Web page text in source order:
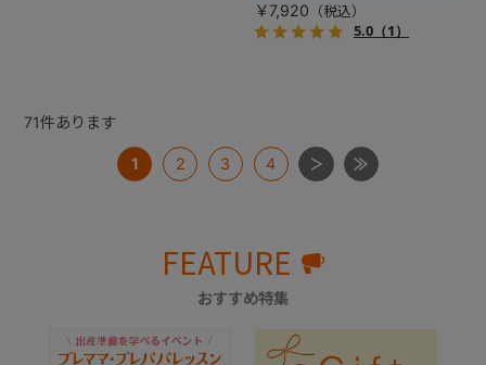
￥7,920
5.0（1）
71件あります
1 2 3 4
FEATURE
おすすめ特集